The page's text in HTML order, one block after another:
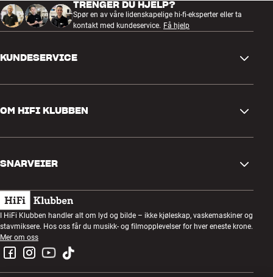
TRENGER DU HJELP?
Spør en av våre lidenskapelige hi-fi-eksperter eller ta
kontakt med kundeservice. Få hjelp
KUNDESERVICE
Retur og reklamasjon
Angre på bestilling
Handelsbetingelser
Personvernpolicy
OM HIFI KLUBBEN
Kundeklubb
Lyttekveld
Konkurranser
Jobb i HiFi Klubben
SNARVEIER
Gavekort
Bygg med lyd
Montering og installasjon
I HiFi Klubben handler alt om lyd og bilde – ikke kjøleskap, vaskemaskiner og
stavmiksere. Hos oss får du musikk- og filmopplevelser for hver eneste krone.
Mer om oss